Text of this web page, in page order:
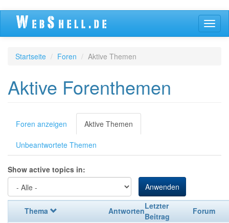
Direkt
Inhalt
Startseite Foren Aktive Themen
Aktive Forenthemen
Primäre
Reiter
Foren anzeigen Aktive Themen
Reiter)
Unbeantwortete Themen
Show active topics in:
Anwenden
Thema AntwortenLetzter
Beitrag
Forum